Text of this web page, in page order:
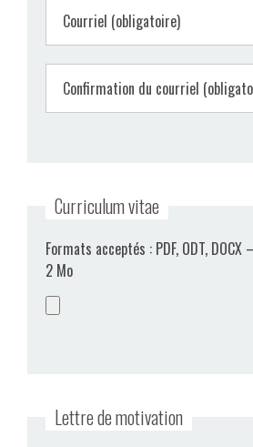
Courriel (obligatoire)
Confirmation du courriel
Curriculum vitae
Formats acceptés : PDF, ODT,
2 Mo
Lettre de motivation